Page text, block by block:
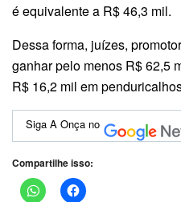
é equivalente a R$ 46,3 mil.
Dessa forma, juízes,
ganhar pelo menos R$ 62,5
R$ 16,2 mil em
Siga A Onça no
Compartilhe isso: